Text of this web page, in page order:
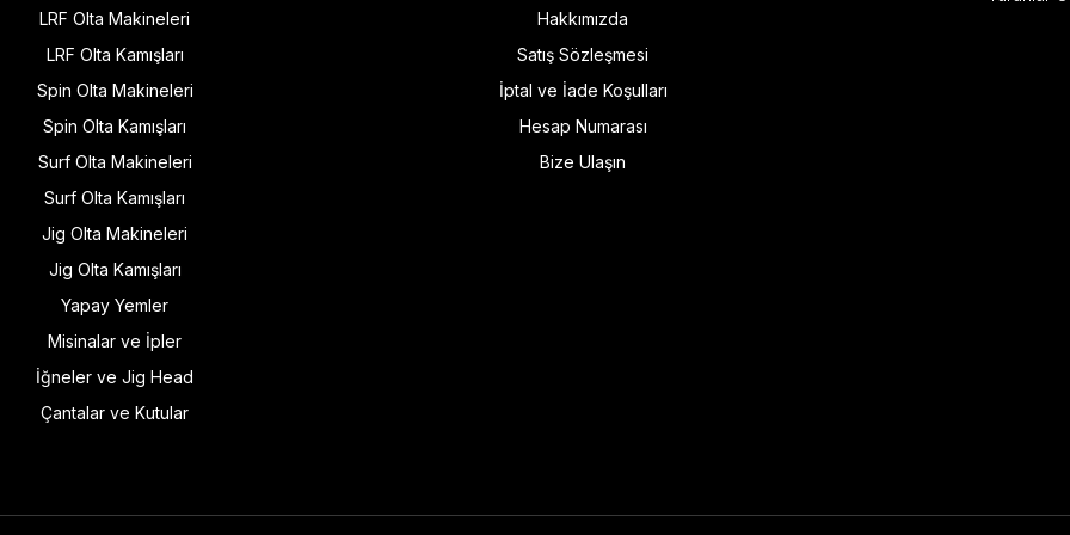
LRF Olta Makineleri
LRF Olta Kamışları
Spin Olta Makineleri
Spin Olta Kamışları
Surf Olta Makineleri
Surf Olta Kamışları
Jig Olta Makineleri
Jig Olta Kamışları
Yapay Yemler
Misinalar ve İpler
İğneler ve Jig Head
Çantalar ve Kutular
Hakkımızda
Satış Sözleşmesi
İptal ve İade Koşulları
Hesap Numarası
Bize Ulaşın